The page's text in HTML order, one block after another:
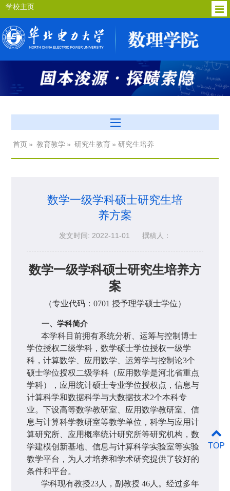
学校主页
首页 » 教育教学 » 研究生教育 » 研究生培养
数学一级学科硕士研究生培
养方案
发文时间: 2022-11-01 撰稿人：
数学一级学科硕士研究生培养方
案
（专业代码： 0701 授予理学硕士学位）
一、学科简介
本学科目前拥有系统分析、运筹与控制博士
学位授权二级学科，数学硕士学位授权一级学
科，计算数学、应用数学、运筹学与控制论3个
硕士学位授权二级学科（应用数学是河北省重点
学科），应用统计硕士专业学位授权点，信息与
计算科学和数据科学与大数据技术2个本科专
业。下设高等数学教研室、应用数学教研室、信
息与计算科学教研室等教学单位，科学与应用计
算研究所、应用概率统计研究所等研究机构，数
学建模创新基地、信息与计算科学实验室等实验
教学平台，为人才培养和学术研究提供了较好的
条件和平台。
学科现有教授23人，副教授 46人。经过多年
TOP